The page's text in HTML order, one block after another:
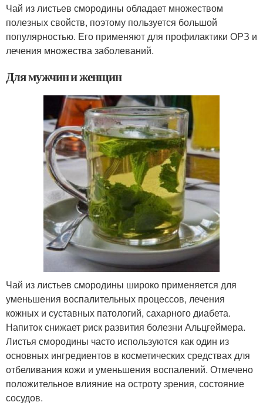
Чай из листьев смородины обладает множеством
полезных свойств, поэтому пользуется большой
популярностью. Его применяют для профилактики ОРЗ и
лечения множества заболеваний.
Для мужчин и женщин
Чай из листьев смородины широко применяется для
уменьшения воспалительных процессов, лечения
кожных и суставных патологий, сахарного диабета.
Напиток снижает риск развития болезни Альцгеймера.
Листья смородины часто используются как один из
основных ингредиентов в косметических средствах для
отбеливания кожи и уменьшения воспалений. Отмечено
положительное влияние на остроту зрения, состояние
сосудов.